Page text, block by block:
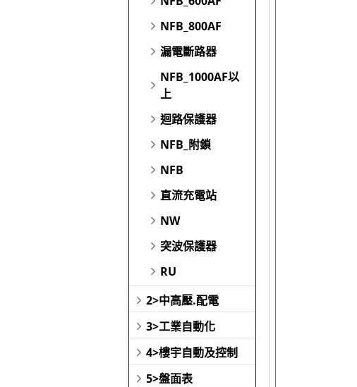
NFB_800AF
漏電斷路器
NFB_1000AF以
上
迴路保護器
NFB_附鎖
NFB
直流充電站
NW
突波保護器
RU
2>中高壓.配電
3>工業自動化
4>樓宇自動及控制
5>盤面表